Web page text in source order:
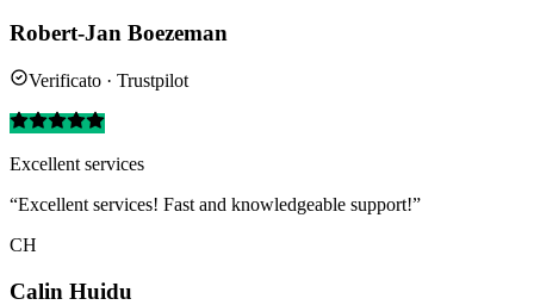
Robert-Jan Boezeman
Verificato · Trustpilot
Excellent services
“Excellent services! Fast and knowledgeable support!”
CH
Calin Huidu